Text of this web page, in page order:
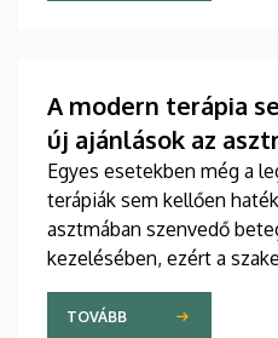
A modern terápia
új ajánlások az
Egyes esetekben még a
terápiák sem kellően
asztmában szenvedő
kezelésében, ezért a
gyógyszerek
felgyorsítását sürgetik. A
TOVÁBB